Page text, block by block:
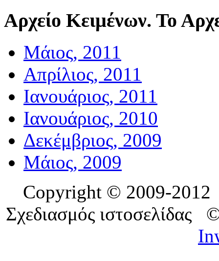
Αρχείο Κειμένων. Το
Μάιος, 2011
Απρίλιος, 2011
Ιανουάριος, 2011
Ιανουάριος, 2010
Δεκέμβριος, 2009
Μάιος, 2009
Copyright © 2009-
Σχεδιασμός